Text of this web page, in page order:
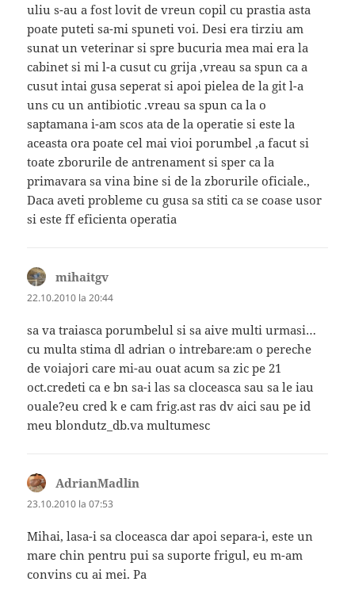
uliu s-au a fost lovit de vreun copil cu prastia asta
poate puteti sa-mi spuneti voi. Desi era tirziu am
sunat un veterinar si spre bucuria mea mai era la
cabinet si mi l-a cusut cu grija ,vreau sa spun ca a
cusut intai gusa seperat si apoi pielea de la git l-a
uns cu un antibiotic .vreau sa spun ca la o
saptamana i-am scos ata de la operatie si este la
aceasta ora poate cel mai vioi porumbel ,a facut si
toate zborurile de antrenament si sper ca la
primavara sa vina bine si de la zborurile oficiale.,
Daca aveti probleme cu gusa sa stiti ca se coase usor
si este ff eficienta operatia
mihaitgv
22.10.2010 la 20:44
sa va traiasca porumbelul si sa aive multi urmasi…
cu multa stima dl adrian o intrebare:am o pereche
de voiajori care mi-au ouat acum sa zic pe 21
oct.credeti ca e bn sa-i las sa cloceasca sau sa le iau
ouale?eu cred k e cam frig.ast ras dv aici sau pe id
meu blondutz_db.va multumesc
AdrianMadlin
23.10.2010 la 07:53
Mihai, lasa-i sa cloceasca dar apoi separa-i, este un
mare chin pentru pui sa suporte frigul, eu m-am
convins cu ai mei. Pa